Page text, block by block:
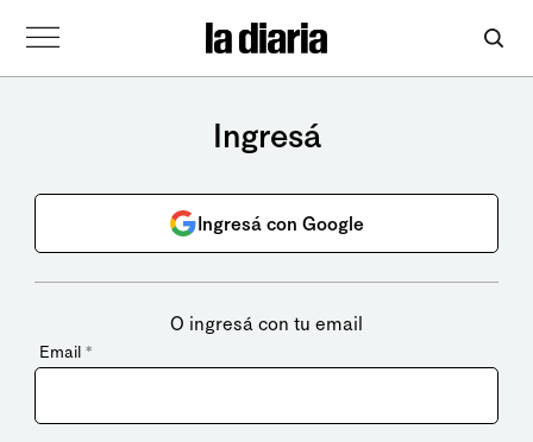
Ingresá
Ingresá con Google
O ingresá con tu email
Email *